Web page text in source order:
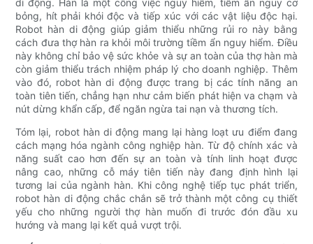
bỏng, hít phải khói độc và tiếp xúc với các vật liệu độc hại.
Robot hàn di động giúp giảm thiểu những rủi ro này bằng
cách đưa thợ hàn ra khỏi môi trường tiềm ẩn nguy hiểm. Điều
này không chỉ bảo vệ sức khỏe và sự an toàn của thợ hàn mà
còn giảm thiểu trách nhiệm pháp lý cho doanh nghiệp. Thêm
vào đó, robot hàn di động được trang bị các tính năng an
toàn tiên tiến, chẳng hạn như cảm biến phát hiện va chạm và
nút dừng khẩn cấp, để ngăn ngừa tai nạn và thương tích.
Tóm lại, robot hàn di động mang lại hàng loạt ưu điểm đang
cách mạng hóa ngành công nghiệp hàn. Từ độ chính xác và
năng suất cao hơn đến sự an toàn và tính linh hoạt được
nâng cao, những cỗ máy tiên tiến này đang định hình lại
tương lai của ngành hàn. Khi công nghệ tiếp tục phát triển,
robot hàn di động chắc chắn sẽ trở thành một công cụ thiết
yếu cho những người thợ hàn muốn đi trước đón đầu xu
hướng và mang lại kết quả vượt trội.